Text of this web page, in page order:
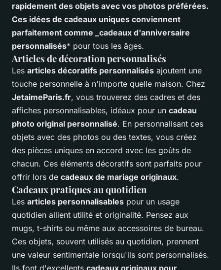
rapidement des objets avec vos photos préférées.
Ces idées de cadeaux uniques conviennent
parfaitement comme _cadeaux d'anniversaire
personnalisés* pour tous les âges.
Articles de décoration personnalisés
Les articles décoratifs personnalisés ajoutent une
touche personnelle à n'importe quelle maison. Chez
JetaimeParis.fr, vous trouverez des cadres et des
affiches personnalisables, idéaux pour un cadeau
photo original personnalisé. En personnalisant ces
objets avec des photos ou des textes, vous créez
des pièces uniques en accord avec les goûts de
chacun. Ces éléments décoratifs sont parfaits pour
offrir lors de cadeaux de mariage originaux.
Cadeaux pratiques au quotidien
Les articles personnalisables pour un usage
quotidien allient utilité et originalité. Pensez aux
mugs, t-shirts ou même aux accessoires de bureau.
Ces objets, souvent utilisés au quotidien, prennent
une valeur sentimentale lorsqu'ils sont personnalisés.
Ils font d'excellents cadeaux originaux pour